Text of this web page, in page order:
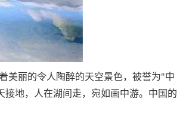
丽的令人陶醉的天空景色，被誉为"中
地，人在湖间走，宛如画中游。中国的